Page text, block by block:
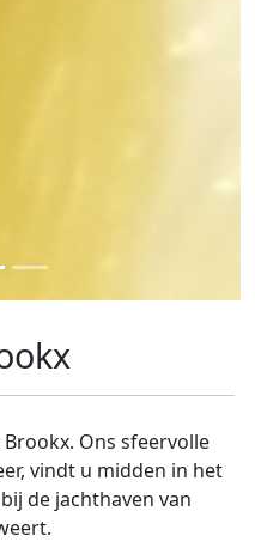
Ons sfeervolle
vindt u midden in het
de jachthaven van